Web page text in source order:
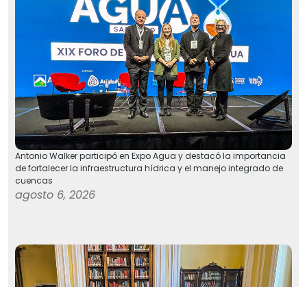
Antonio Walker participó en Expo Agua y destacó la importancia
de fortalecer la infraestructura hídrica y el manejo integrado de
cuencas
agosto 6, 2026